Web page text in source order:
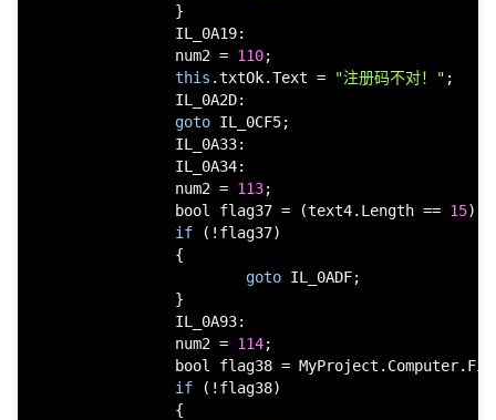
}
IL_0A19:
num2 = 110;
this .txtOk.Text = "注册码不对！" ;
IL_0A2D:
goto IL_0CF5;
IL_0A33:
IL_0A34:
num2 = 113;
bool
flag37 = (text4.Length == 15)
if (!flag37)
{
goto IL_0ADF;
}
IL_0A93:
num2 = 114;
bool
flag38 =
if (!flag38)
{